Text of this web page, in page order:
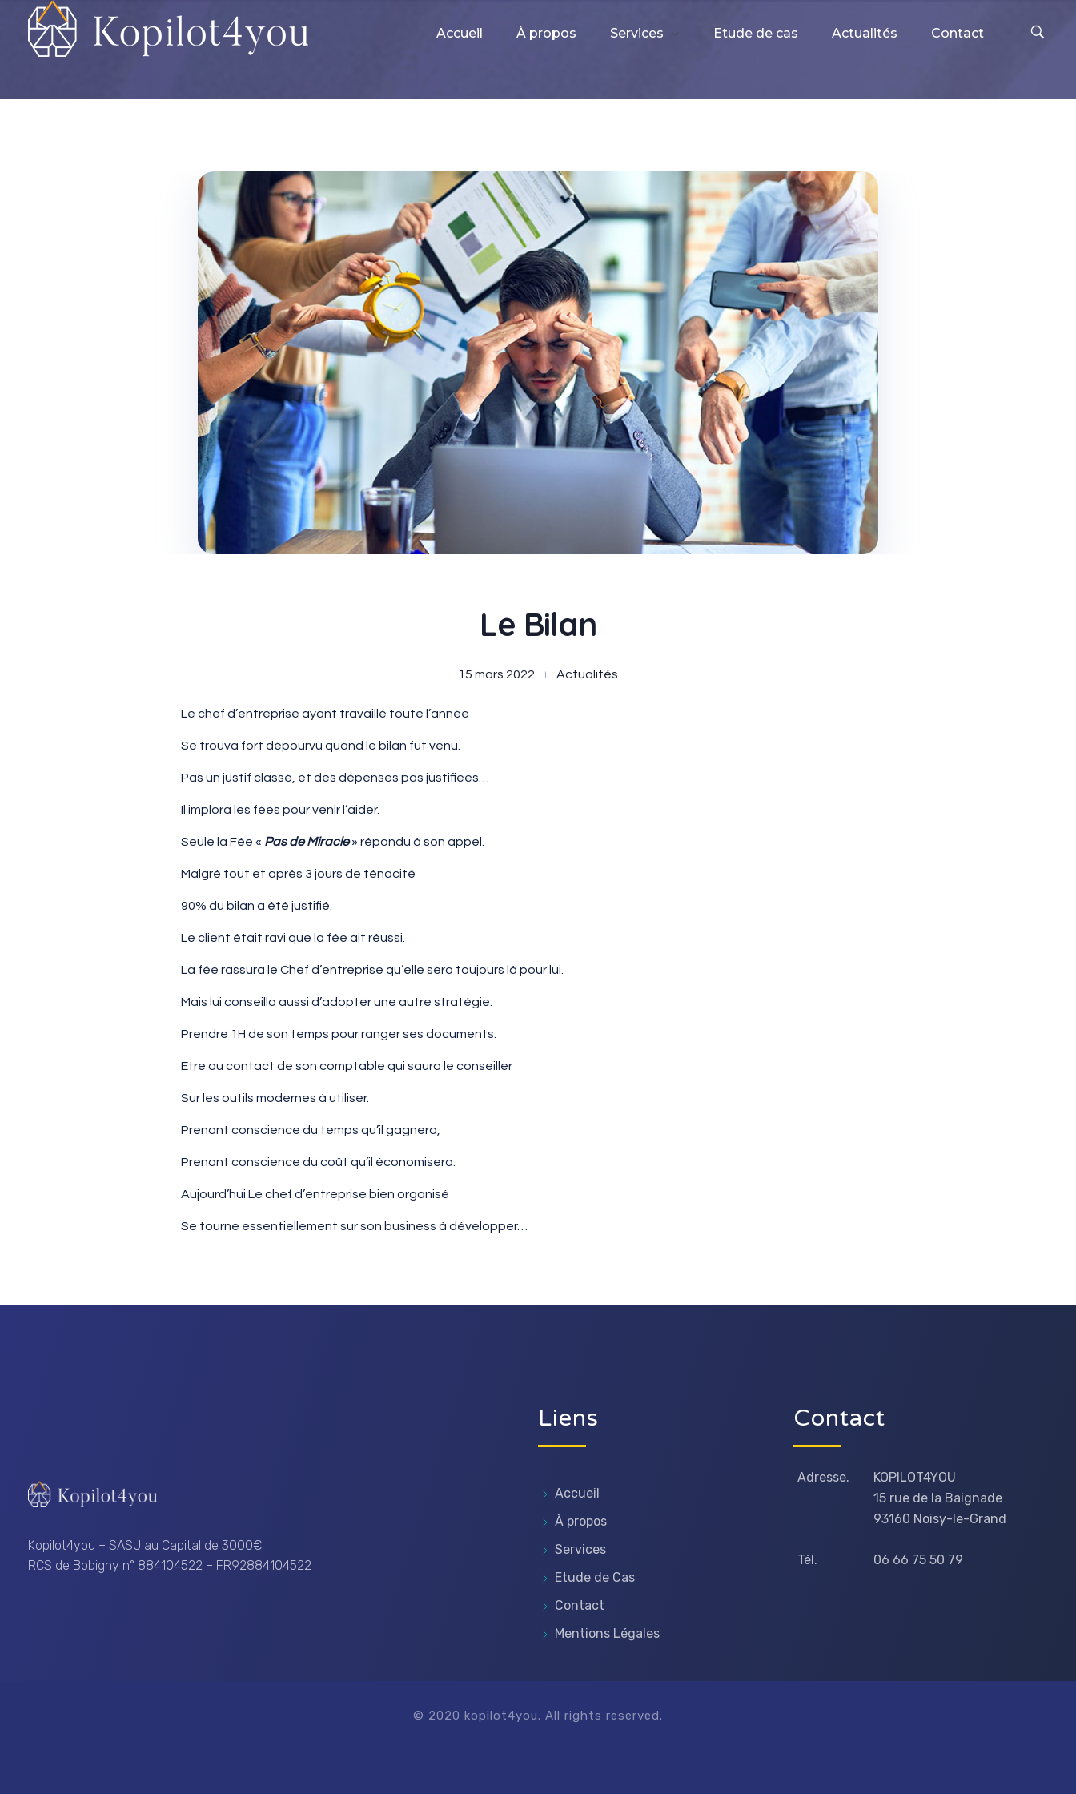
Accueil À propos Services Etude de cas Actualités Contact
Le Bilan
15 mars 2022 Actualités
Le chef d’entreprise ayant travaillé toute l’année
Se trouva fort dépourvu quand le bilan fut venu.
Pas un justif classé, et des dépenses pas justifiées…
Il implora les fées pour venir l’aider.
Seule la Fée « Pas de Miracle» répondu à son appel.
Malgré tout et après 3 jours de ténacité
90% du bilan a été justifié.
Le client était ravi que la fée ait réussi.
La fée rassura le Chef d’entreprise qu’elle sera toujours là pour lui.
Mais lui conseilla aussi d’adopter une autre stratégie.
Prendre 1H de son temps pour ranger ses documents.
Etre au contact de son comptable qui saura le conseiller
Sur les outils modernes à utiliser.
Prenant conscience du temps qu’il gagnera,
Prenant conscience du coût qu’il économisera.
Aujourd’hui Le chef d’entreprise bien organisé
Se tourne essentiellement sur son business à développer…
Kopilot4you – SASU au Capital de 3000€
RCS de Bobigny n° 884104522 – FR92884104522
Liens
Accueil
À propos
Services
Etude de Cas
Contact
Mentions Légales
Contact
Adresse.
KOPILOT4YOU
15 rue de la Baignade
93160 Noisy-le-Grand
Tél. 06 66 75 50 79
© 2020 kopilot4you. All rights reserved.